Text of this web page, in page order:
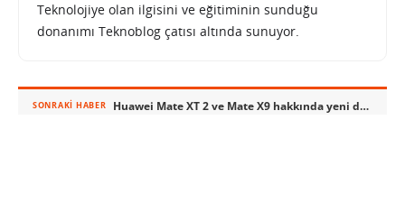
Teknolojiye olan ilgisini ve eğitiminin sunduğu
donanımı Teknoblog çatısı altında sunuyor.
SONRAKI HABER Huawei Mate XT 2 ve Mate X9 hakkında yeni detaylar ortaya çıktı